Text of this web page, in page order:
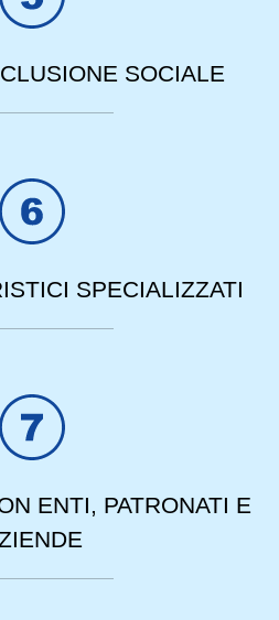
SOCIALE
SPECIALIZZATI
ENTI, PATRONATI E